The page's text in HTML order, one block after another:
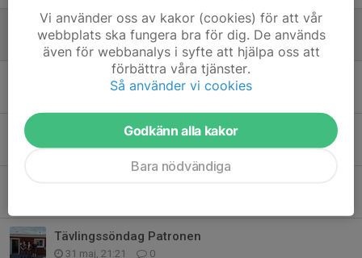
Nya skjutinstruktörer
6 jul, 10:57
Midsommarhälsning
Prislistan uppdaterad
4 jun, 12:00 0
Tävlingssöndag Patronen
31 maj, 21:21 0
Vi använder oss av kakor (cookies) för att vår
webbplats ska fungera bra för dig. De används
även för webbanalys i syfte att hjälpa oss att
förbättra våra tjänster.
Så använder vi cookies
Godkänn alla kakor
Bara nödvändiga